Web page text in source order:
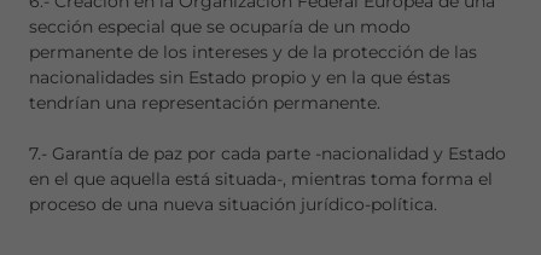
sección especial que se ocuparía de un modo
permanente de los intereses y de la protección de las
nacionalidades sin Estado propio y en la que éstas
tendrían una representación permanente.
7.- Garantía de paz por cada parte -nacionalidad y Estado
en el que aquella está situada-, mientras toma forma el
proceso de una nueva situación jurídico-política.